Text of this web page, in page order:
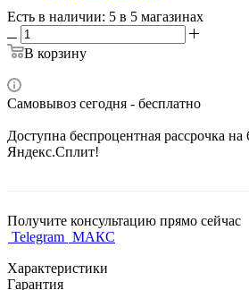
Есть в наличии: 5 в 5 магазинах
В корзину
Самовывоз сегодня - бесплатно
Доступна беспроцентная рассрочка на
Яндекс.Сплит!
Получите консультацию прямо сейчас
Telegram МАКС
Характеристики
Гарантия